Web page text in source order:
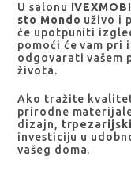
U salonu
sto Mondo uživo i
će upotpuniti
pomoći će vam pri
odgovarati vašem
života.
Ako tražite
prirodne
dizajn,
investiciju u
vašeg doma.